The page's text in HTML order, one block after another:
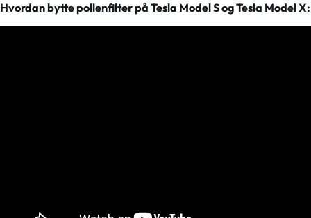
Hvordan bytte pollenfilter på Tesla Model S og Tesla Model X: